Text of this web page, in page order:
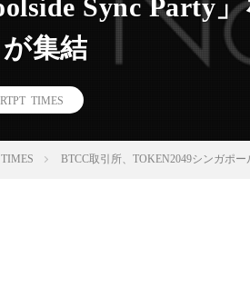
Sync Party
集結
TIMES
BTCC取引所、TOKEN2049シンガポ